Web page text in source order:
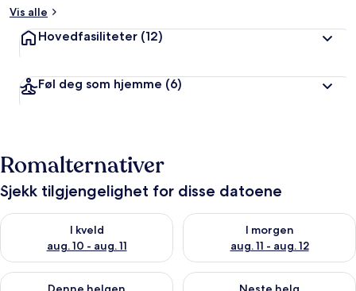
Vis alle
Hovedfasiliteter (12)
Føl deg som hjemme (6)
Romalternativer
Sjekk tilgjengelighet for disse datoene
I kveld
aug. 10 - aug. 11
Sjekk tilgjengelighet for i kveld, aug. 10 - aug. 11
I morgen
aug. 11 - aug. 12
Sjekk tilgjengelighet for i
Sjekk tilgjengelighet for denne helgen, aug. 14 - aug. 16
Sjekk tilgjengelighet for